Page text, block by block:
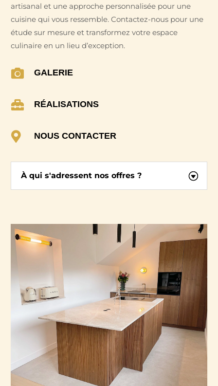
artisanal et une approche personnalisée pour une
cuisine qui vous ressemble. Contactez-nous pour une
étude sur mesure et transformez votre espace
culinaire en un lieu d’exception.
 GALERIE
 RÉALISATIONS
 NOUS CONTACTER
À qui s'adressent nos offres ?